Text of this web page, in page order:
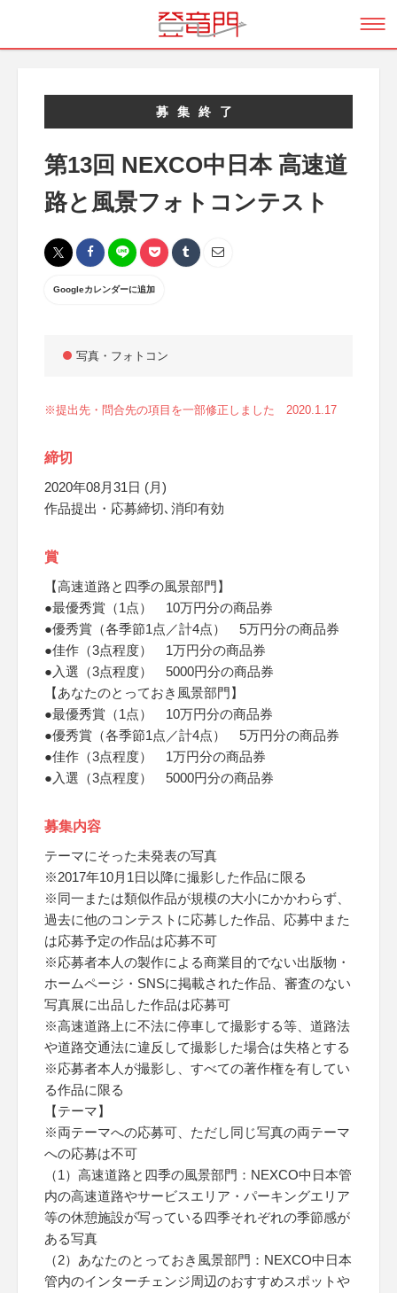
募集終了
第13回 NEXCO中日本 高速道
路と風景フォトコンテスト
Googleカレンダーに追加
写真・フォトコン
※提出先・問合先の項目を一部修正しました 2020.1.17
締切
2020年08月31日 (月)
作品提出・応募締切､消印有効
賞
【高速道路と四季の風景部門】
●最優秀賞（1点） 10万円分の商品券
●優秀賞（各季節1点／計4点） 5万円分の商品券
●佳作（3点程度） 1万円分の商品券
●入選（3点程度） 5000円分の商品券
【あなたのとっておき風景部門】
●最優秀賞（1点） 10万円分の商品券
●優秀賞（各季節1点／計4点） 5万円分の商品券
●佳作（3点程度） 1万円分の商品券
●入選（3点程度） 5000円分の商品券
募集内容
テーマにそった未発表の写真
※2017年10月1日以降に撮影した作品に限る
※同一または類似作品が規模の大小にかかわらず、
過去に他のコンテストに応募した作品、応募中また
は応募予定の作品は応募不可
※応募者本人の製作による商業目的でない出版物・
ホームページ・SNSに掲載された作品、審査のない
写真展に出品した作品は応募可
※高速道路上に不法に停車して撮影する等、道路法
や道路交通法に違反して撮影した場合は失格とする
※応募者本人が撮影し、すべての著作権を有してい
る作品に限る
【テーマ】
※両テーマへの応募可、ただし同じ写真の両テーマ
への応募は不可
（1）高速道路と四季の風景部門：NEXCO中日本管
内の高速道路やサービスエリア・パーキングエリア
等の休憩施設が写っている四季それぞれの季節感が
ある写真
（2）あなたのとっておき風景部門：NEXCO中日本
管内のインターチェンジ周辺のおすすめスポットや